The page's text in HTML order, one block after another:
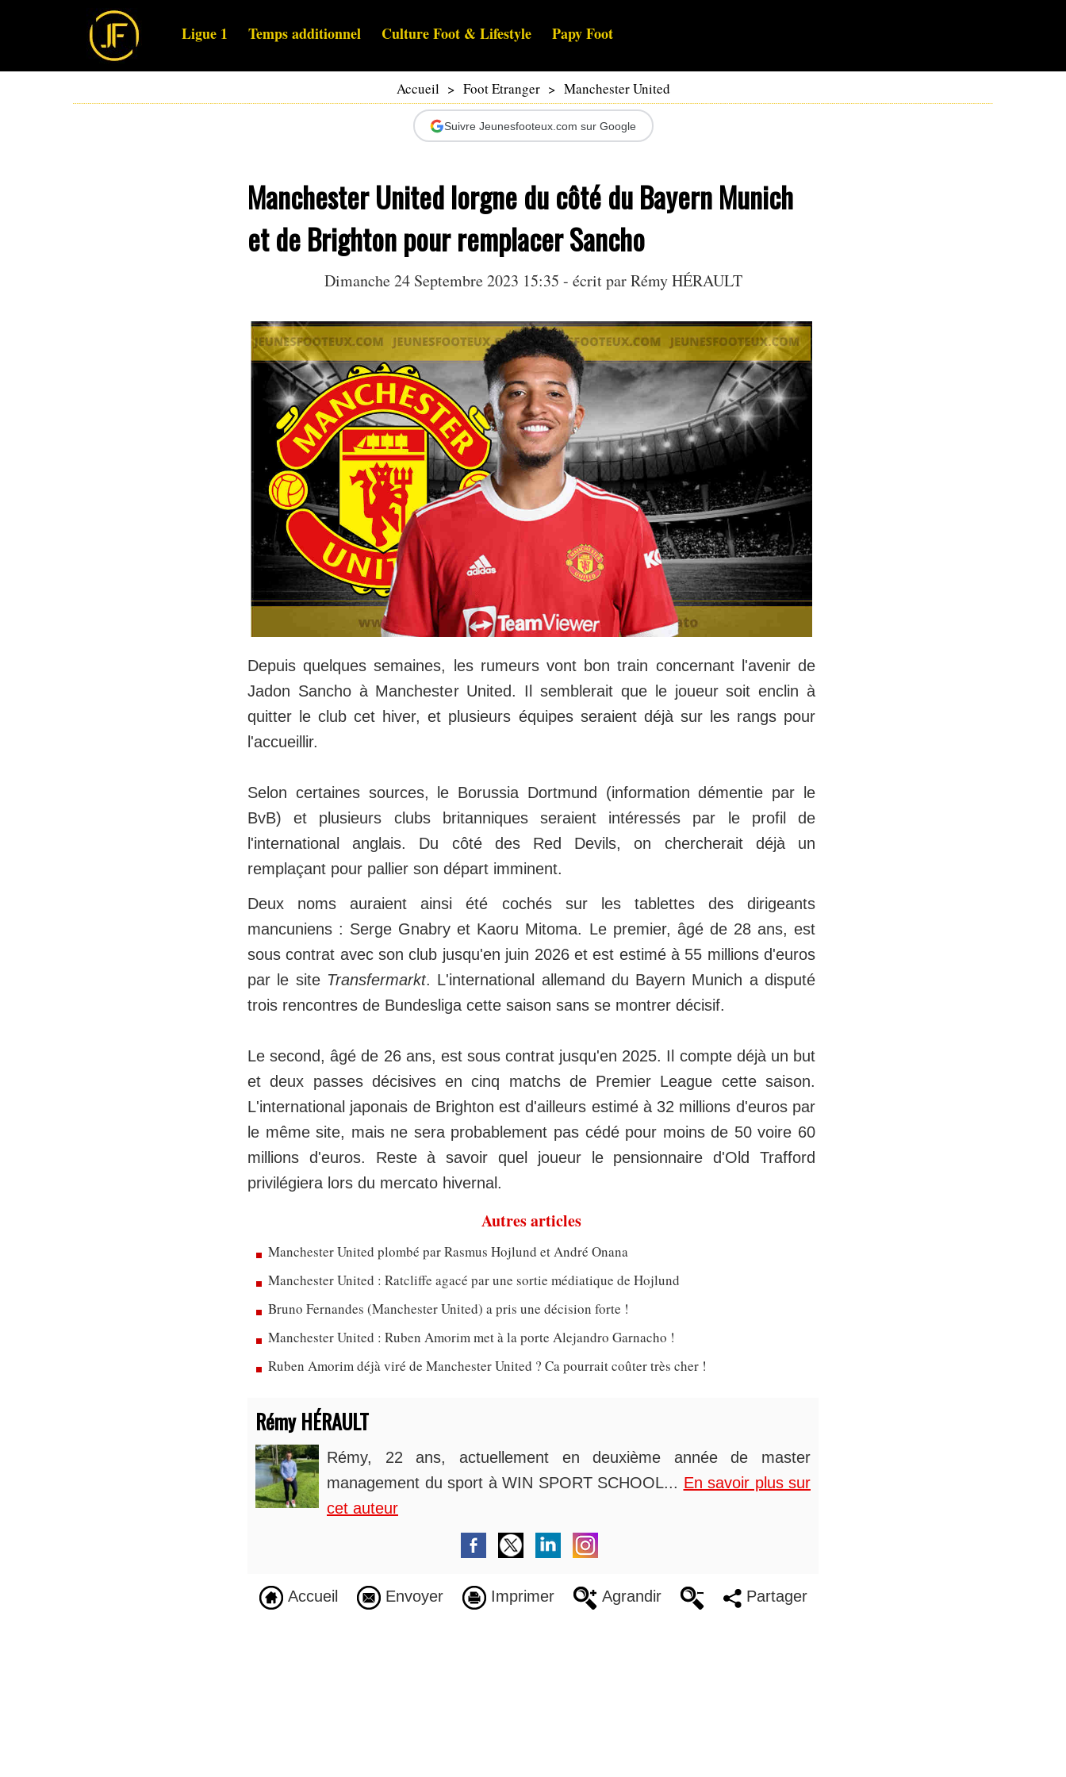
Ligue 1 Temps additionnel Culture Foot & Lifestyle Papy Foot
Accueil > Foot Etranger > Manchester United
Suivre Jeunesfooteux.com sur Google
Manchester United lorgne du côté du Bayern Munich
et de Brighton pour remplacer Sancho
Dimanche 24 Septembre 2023 15:35 - écrit parRémy HÉRAULT
Depuis quelques semaines, les rumeurs vont bon train concernant l'avenir de
Jadon Sancho à Manchester United. Il semblerait que le joueur soit enclin à
quitter le club cet hiver, et plusieurs équipes seraient déjà sur les rangs pour
l'accueillir.
Selon certaines sources, le Borussia Dortmund (information démentie par le
BvB) et plusieurs clubs britanniques seraient intéressés par le profil de
l'international anglais. Du côté des Red Devils, on chercherait déjà un
remplaçant pour pallier son départ imminent.
Deux noms auraient ainsi été cochés sur les tablettes des dirigeants
mancuniens : Serge Gnabry et Kaoru Mitoma. Le premier, âgé de 28 ans, est
sous contrat avec son club jusqu'en juin 2026 et est estimé à 55 millions d'euros
par le site Transfermarkt. L'international allemand du Bayern Munich a disputé
trois rencontres de Bundesliga cette saison sans se montrer décisif.
Le second, âgé de 26 ans, est sous contrat jusqu'en 2025. Il compte déjà un but
et deux passes décisives en cinq matchs de Premier League cette saison.
L'international japonais de Brighton est d'ailleurs estimé à 32 millions d'euros par
le même site, mais ne sera probablement pas cédé pour moins de 50 voire 60
millions d'euros. Reste à savoir quel joueur le pensionnaire d'Old Trafford
privilégiera lors du mercato hivernal.
Autres articles
Manchester United plombé par Rasmus Hojlund et André Onana
Manchester United : Ratcliffe agacé par une sortie médiatique de Hojlund
Bruno Fernandes (Manchester United) a pris une décision forte !
Manchester United : Ruben Amorim met à la porte Alejandro Garnacho !
Ruben Amorim déjà viré de Manchester United ? Ca pourrait coûter très cher !
Rémy HÉRAULT
Rémy, 22 ans, actuellement en deuxième année de master
management du sport à WIN SPORT SCHOOL... En savoir plus sur
cet auteur
Accueil Envoyer Imprimer Agrandir Partager